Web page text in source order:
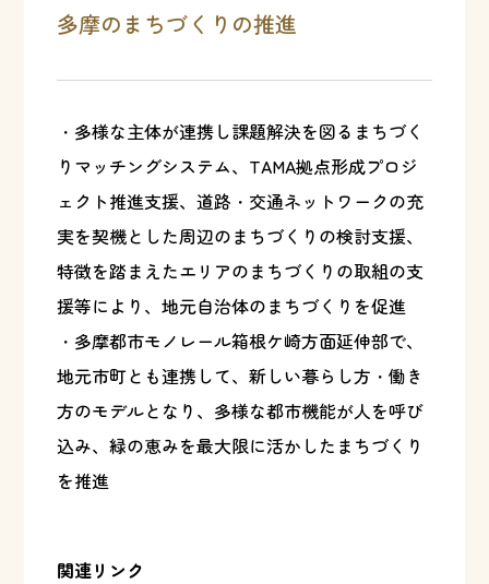
多摩のまちづくりの推進
・多様な主体が連携し課題解決を図るまちづく
りマッチングシステム、TAMA拠点形成プロジ
ェクト推進支援、道路・交通ネットワークの充
実を契機とした周辺のまちづくりの検討支援、
特徴を踏まえたエリアのまちづくりの取組の支
援等により、地元自治体のまちづくりを促進
・多摩都市モノレール箱根ケ崎方面延伸部で、
地元市町とも連携して、新しい暮らし方・働き
方のモデルとなり、多様な都市機能が人を呼び
込み、緑の恵みを最大限に活かしたまちづくり
を推進
関連リンク